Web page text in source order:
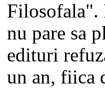
Filosofala".
nu pare sa
edituri
un an, fiica